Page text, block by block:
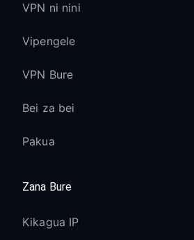
VPN ni nini
Vipengele
VPN Bure
Bei za bei
Pakua
Zana Bure
Kikagua IP